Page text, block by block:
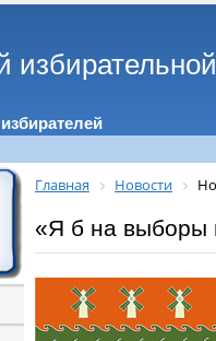
Главная Новости
«Я б на выборы